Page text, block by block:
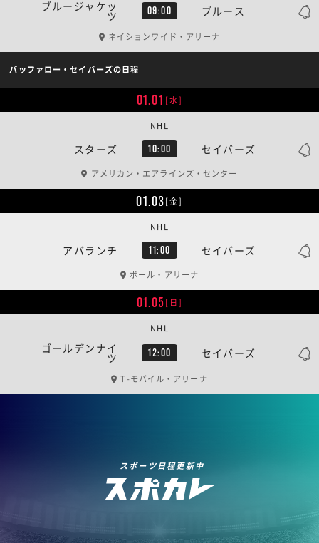
ブルージャケッ
ツ 09:00 ブルース
ネイションワイド・アリーナ
バッファロー・セイバーズの日程
01.01 [水]
スターズ 10:00 セイバーズ
NHL
アメリカン・エアラインズ・センター
01.03[金]
アバランチ 11:00 セイバーズ
NHL
ボール・アリーナ
01.05[日]
ゴールデンナイ
ツ 12:00 セイバーズ
NHL
T-モバイル・アリーナ
スポーツ日程更新中